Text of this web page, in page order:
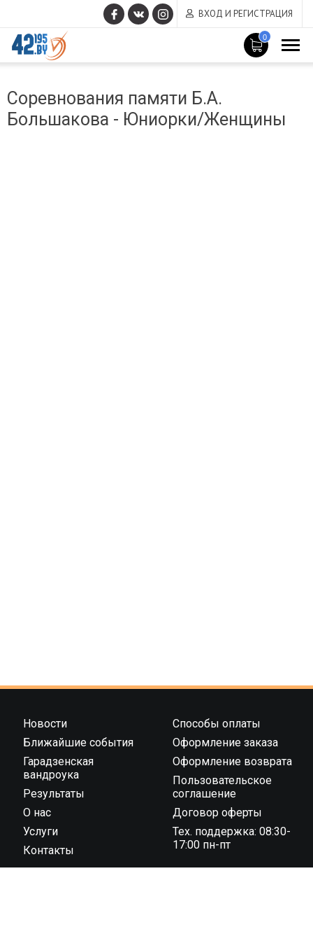
ВХОД И РЕГИСТРАЦИЯ
0
MAIN
CONTENT
14
2017
Соревнования памяти Б.А.
Большакова - Юниорки/Женщины
Новости
Ближайшие события
Гарадзенская
вандроука
Результаты
О нас
Услуги
Контакты
Способы оплаты
Оформление заказа
Оформление возврата
Пользовательское
соглашение
Договор оферты
Тех. поддержка: 08:30-
17:00 пн-пт